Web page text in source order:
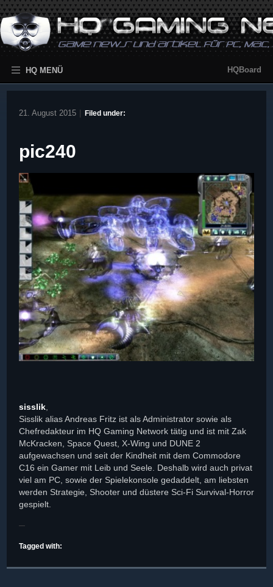
HQ MENÜ HQBoard
21. August 2015 Filed under:
pic240
sisslik
Sisslik alias Andreas Fritz ist als Administrator sowie als
Chefredakteur im HQ Gaming Network tätig und ist mit Zak
McKracken, Space Quest, X-Wing und DUNE 2
aufgewachsen und seit der Kindheit mit dem Commodore
C16 ein Gamer mit Leib und Seele. Deshalb wird auch privat
viel am PC, sowie der Spielekonsole gedaddelt, am liebsten
werden Strategie, Shooter und düstere Sci-Fi Survival-Horror
gespielt.
Tagged with: